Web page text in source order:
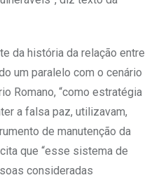
da história da relação entre
um paralelo com o cenário
Romano, “como estratégia
a falsa paz, utilizavam,
de manutenção da
que “esse sistema de
consideradas